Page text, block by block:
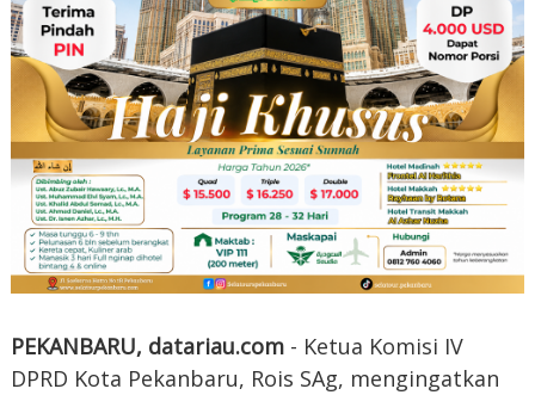
PEKANBARU, datariau.com - Ketua Komisi IV
DPRD Kota Pekanbaru, Rois SAg, mengingatkan